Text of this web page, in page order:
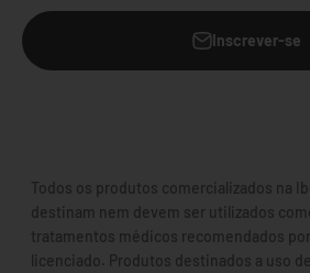
Inscrever-se
Todos os produtos comercializados na
destinam nem devem ser utilizados
tratamentos médicos recomendados
licenciado. Produtos destinados a uso